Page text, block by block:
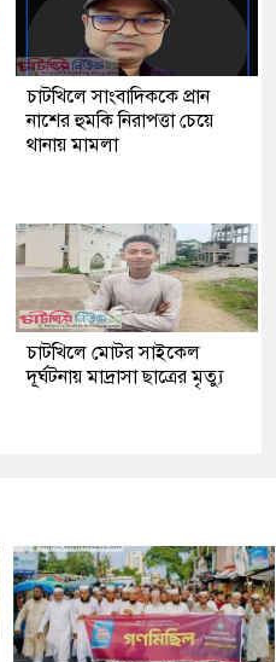
চাটখিলে সাংবাদিককে প্রান
নাশের হুমকি নিরাপত্তা চেয়ে
থানায় মামলা
চাটখিলে মোটর সাইকেল
দূর্ঘটনায় মাদ্রাসা ছাত্রের মৃত্যু